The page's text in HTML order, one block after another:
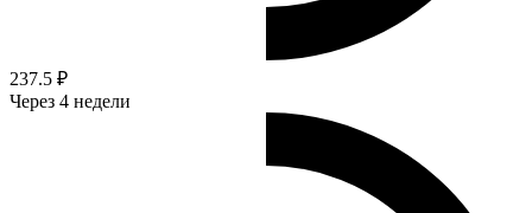
237.5 ₽
Через 4 недели